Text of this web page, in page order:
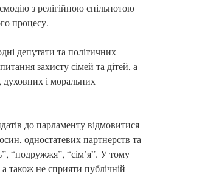
з релігійною спільнотою
процесу.
депутати та політичних
захисту сімей та дітей, а
духовних і моральних
до парламенту відмовитися
одностатевих партнерств та
“подружжя”, “сім’я”. У тому
а також не сприяти публічній